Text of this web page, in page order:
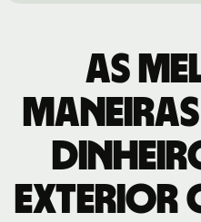
As
exterior